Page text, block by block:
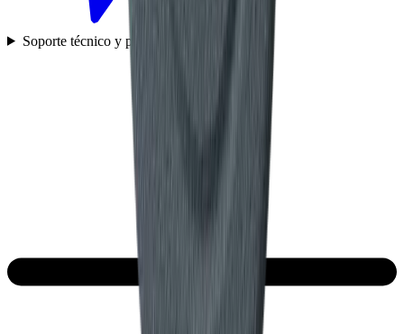
Soporte técnico y preguntas